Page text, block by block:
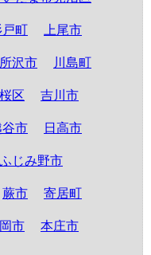
戸町 上尾市
所沢市 川島町
区 吉川市
谷市 日高市
ふじみ野市
蕨市 寄居町
市 本庄市